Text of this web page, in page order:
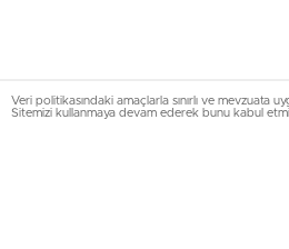
Veri politikasındaki amaçlarla sınırlı ve mevzuata
Sitemizi kullanmaya devam ederek bunu kabul